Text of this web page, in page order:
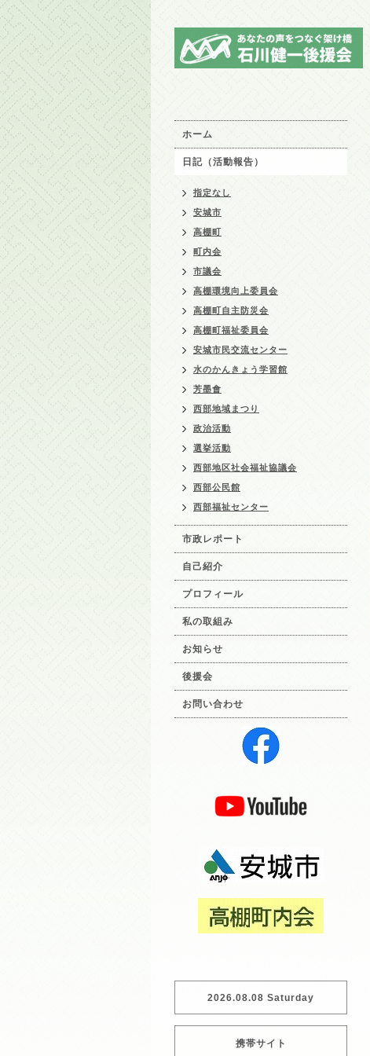
ホーム
日記（活動報告）
指定なし
安城市
高棚町
町内会
市議会
高棚環境向上委員会
高棚町自主防災会
高棚町福祉委員会
安城市民交流センター
水のかんきょう学習館
芳墨會
西部地域まつり
政治活動
選挙活動
西部地区社会福祉協議会
西部公民館
西部福祉センター
市政レポート
自己紹介
プロフィール
私の取組み
お知らせ
後援会
お問い合わせ
2026.08.08 Saturday
携帯サイト